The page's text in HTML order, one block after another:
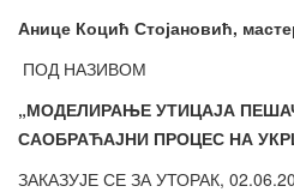
Анице Коцић Стојановић,
ПОД НАЗИВОМ
„МОДЕЛИРАЊЕ УТИЦАЈА
САОБРАЋАЈНИ ПРОЦЕС НА
ЗАКАЗУЈЕ СЕ ЗА УТОРАК,